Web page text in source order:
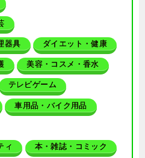
器具 ダイエット・健康
美容・コスメ・香水
テレビゲーム
車用品・バイク用品
ィ 本・雑誌・コミック